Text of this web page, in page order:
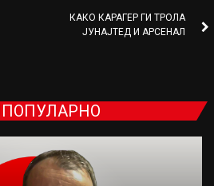
КАКО КАРАГЕР ГИ ТРОЛА
ЈУНАЈТЕД И АРСЕНАЛ